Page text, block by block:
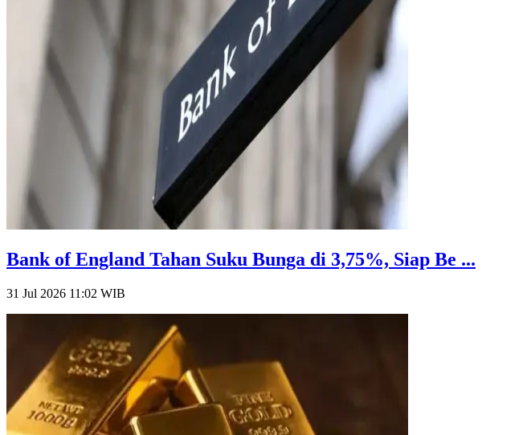
Bank of England Tahan Suku Bunga di 3,75%, Siap Be ...
31 Jul 2026 11:02 WIB